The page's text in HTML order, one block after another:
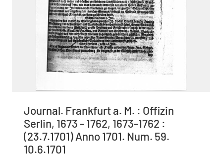
Journal. Frankfurt a. M. : Offizin
Serlin, 1673 - 1762, 1673-1762 :
(23.7.1701) Anno 1701. Num. 59.
10.6.1701